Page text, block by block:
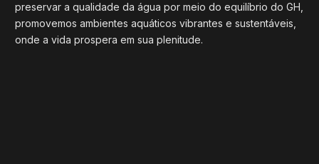
preservar a qualidade da água por meio do equilíbrio do GH,
promovemos ambientes aquáticos vibrantes e sustentáveis,
onde a vida prospera em sua plenitude.